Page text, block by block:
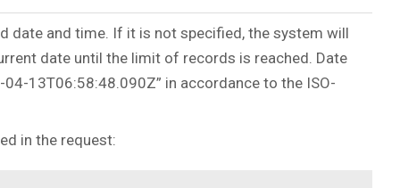
date and time. If it is not specified, the system will
date until the limit of records is reached. Date
13T06:58:48.090Z” in accordance to the ISO-
in the request: